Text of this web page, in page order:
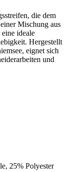
die dem
Mischung aus
ideale
Hergestellt
eignet sich
und
25% Polyester